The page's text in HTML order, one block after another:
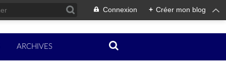
Connexion + Créer mon blog
ARCHIVES